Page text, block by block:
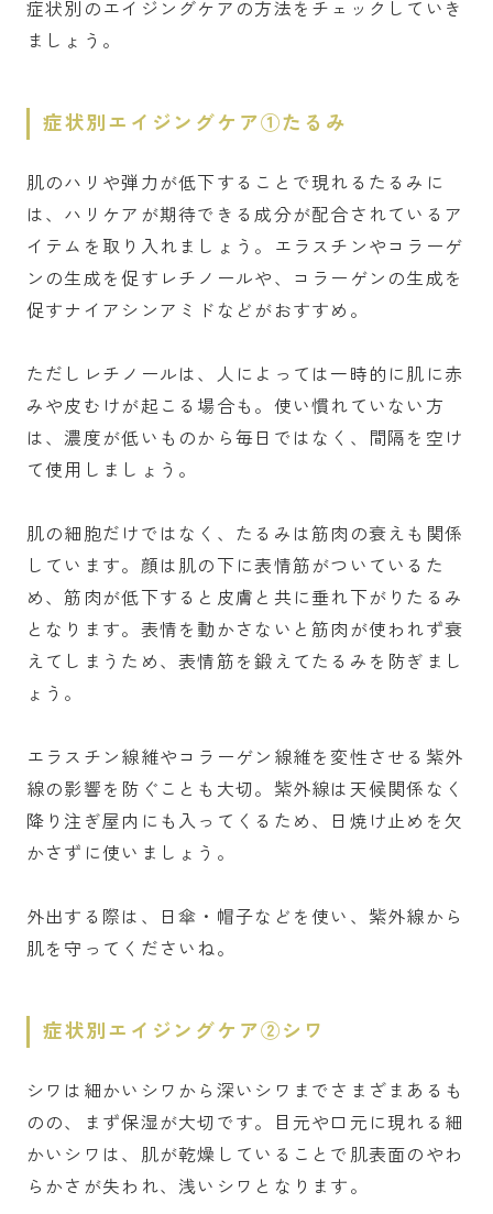
症状別のエイジングケアの方法をチェックしていき
ましょう。
症状別エイジングケア①たるみ
肌のハリや弾力が低下することで現れるたるみに
は、ハリケアが期待できる成分が配合されているア
イテムを取り入れましょう。エラスチンやコラーゲ
ンの生成を促すレチノールや、コラーゲンの生成を
促すナイアシンアミドなどがおすすめ。
ただしレチノールは、人によっては一時的に肌に赤
みや皮むけが起こる場合も。使い慣れていない方
は、濃度が低いものから毎日ではなく、間隔を空け
て使用しましょう。
肌の細胞だけではなく、たるみは筋肉の衰えも関係
しています。顔は肌の下に表情筋がついているた
め、筋肉が低下すると皮膚と共に垂れ下がりたるみ
となります。表情を動かさないと筋肉が使われず衰
えてしまうため、表情筋を鍛えてたるみを防ぎまし
ょう。
エラスチン線維やコラーゲン線維を変性させる紫外
線の影響を防ぐことも大切。紫外線は天候関係なく
降り注ぎ屋内にも入ってくるため、日焼け止めを欠
かさずに使いましょう。
外出する際は、日傘・帽子などを使い、紫外線から
肌を守ってくださいね。
症状別エイジングケア②シワ
シワは細かいシワから深いシワまでさまざまあるも
のの、まず保湿が大切です。目元や口元に現れる細
かいシワは、肌が乾燥していることで肌表面のやわ
らかさが失われ、浅いシワとなります。